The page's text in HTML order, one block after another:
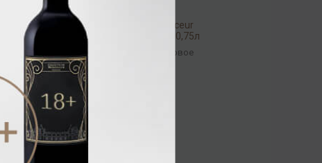
Gosset Petite Douceur
Rose Extra Dry 12% 0,75л
розовое